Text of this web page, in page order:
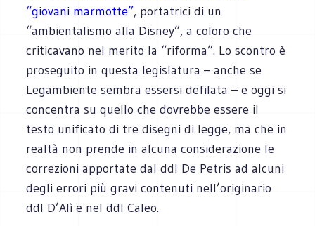
“giovani marmotte”, portatrici di un
“ambientalismo alla Disney”, a coloro che
criticavano nel merito la “riforma”. Lo scontro è
proseguito in questa legislatura – anche se
Legambiente sembra essersi defilata – e oggi si
concentra su quello che dovrebbe essere il
testo unificato di tre disegni di legge, ma che in
realtà non prende in alcuna considerazione le
correzioni apportate dal ddl De Petris ad alcuni
degli errori più gravi contenuti nell’originario
ddl D’Alì e nel ddl Caleo.